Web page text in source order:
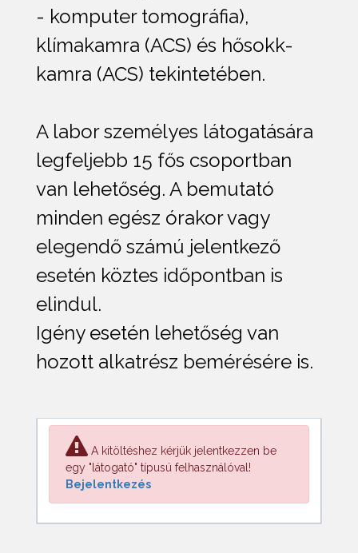
- komputer tomográfia),
klímakamra (ACS) és hősokk-
kamra (ACS) tekintetében.
A labor személyes látogatására
legfeljebb 15 fős csoportban
van lehetőség. A bemutató
minden egész órakor vagy
elegendő számú jelentkező
esetén köztes időpontban is
elindul.
Igény esetén lehetőség van
hozott alkatrész bemérésére is.
A kitöltéshez kérjük jelentkezzen be
egy "látogató" típusú felhasználóval!
Bejelentkezés